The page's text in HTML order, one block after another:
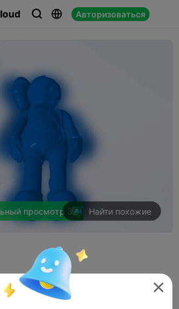
  Авторизоваться
просмотр 3D Найти похожие
кауза
